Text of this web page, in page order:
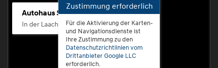
Autohaus Scherhag
In der Laach 76, 56072 Koblenz-Güls
Zustimmung erforderlich
Für die Aktivierung der Karten-
und Navigationsdienste ist
Ihre Zustimmung zu den
Datenschutzrichtlinien vom
Drittanbieter Google LLC
erforderlich.